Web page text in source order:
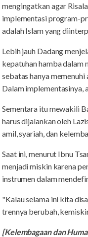
mengingatkan agar
implementasi program-
adalah Islam yang
Lebih jauh Dadang
kepatuhan hamba dalam
sebatas hanya
Dalam implementasinya,
Sementara itu mewakili
harus dijalankan oleh
amil, syariah, dan
Saat ini, menurut Ibnu
menjadi miskin karena
instrumen dalam
"Kalau selama ini kita
trennya berubah,
[Kelembagaan dan